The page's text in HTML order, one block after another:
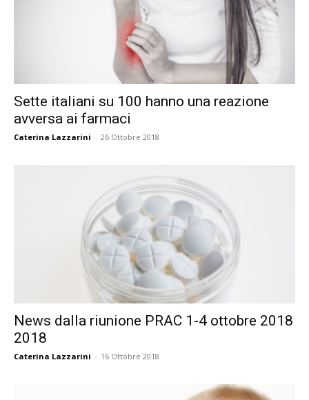
Sette italiani su 100 hanno una reazione
avversa ai farmaci
Caterina Lazzarini - 26 Ottobre 2018
News dalla riunione PRAC 1-4 ottobre 2018
2018
Caterina Lazzarini - 16 Ottobre 2018